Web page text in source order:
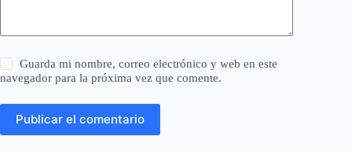
Guarda mi nombre, correo electrónico y web en este
navegador para la próxima vez que comente.
Publicar el comentario